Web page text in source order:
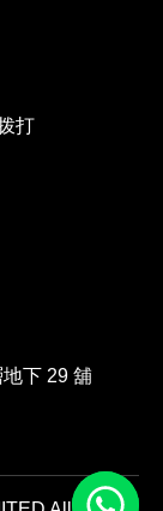
打
下 29 舖